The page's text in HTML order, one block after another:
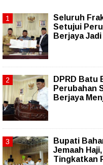
Seluruh
Setujui
Berjaya
DPRD Batu
Perubahan
Berjaya
Bupati
Jemaah
Tingkatkan